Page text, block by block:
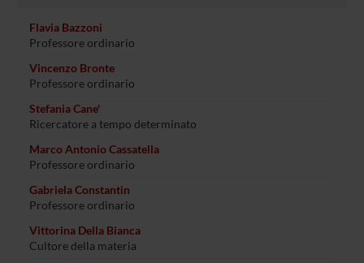
Flavia Bazzoni
Professore ordinario
Vincenzo Bronte
Professore ordinario
Stefania Cane'
Ricercatore a tempo determinato
Marco Antonio Cassatella
Professore ordinario
Gabriela Constantin
Professore ordinario
Vittorina Della Bianca
Cultore della materia